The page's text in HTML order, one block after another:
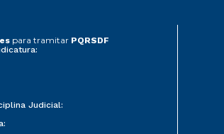
para tramitar PQRSDF
Judicial: